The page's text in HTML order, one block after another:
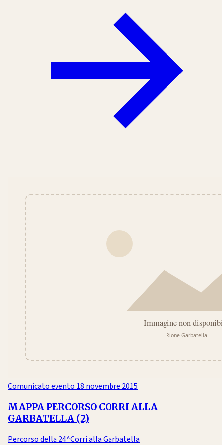
Comunicato evento18 novembre 2015
MAPPA PERCORSO CORRI ALLA
GARBATELLA (2)
Percorso della 24^Corri alla Garbatella